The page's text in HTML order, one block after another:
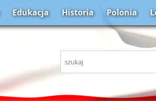
Edukacja Historia Polonia